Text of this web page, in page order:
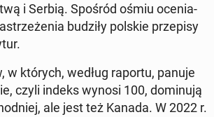
i Serbią. Spośród ośmiu oce­nia­
budziły polskie prze­pi­sy
w których, według raportu, panuje
czyli indeks wynosi 100, do­mi­nu­ją
ale jest też Kanada. W 2022 r.